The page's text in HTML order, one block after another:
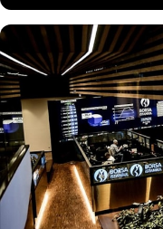
Merkez
dışında
senedi